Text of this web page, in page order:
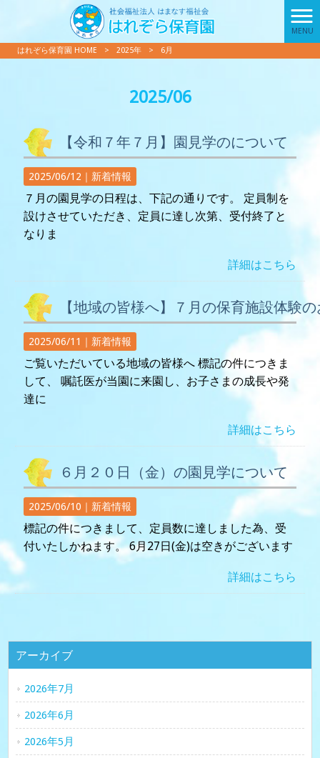
MENU
はれぞら保育園 HOME > 2025年 > 6月
2025/06
【令和７年７月】園見学のについて
2025/06/12｜ 新着情報
７月の園見学の日程は、下記の通りです。 定員制を
設けさせていただき、定員に達し次第、受付終了と
なりま
詳細はこちら
【地域の皆様へ】７月の保育施設体験
2025/06/11｜ 新着情報
ご覧いただいている地域の皆様へ 標記の件につきま
して、 嘱託医が当園に来園し、お子さまの成長や発
達に
詳細はこちら
６月２０日（金）の園見学について
2025/06/10｜ 新着情報
標記の件につきまして、定員数に達しました為、受
付いたしかねます。 6月27日(金)は空きがございます
詳細はこちら
アーカイブ
2026年7月
2026年6月
2026年5月